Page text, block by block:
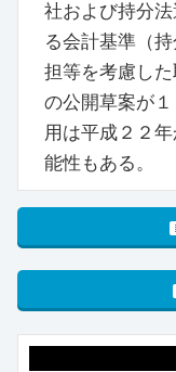
社および持分
る会計基準（
担等を考慮し
の公開草案が
用は平成２２
能性もある。